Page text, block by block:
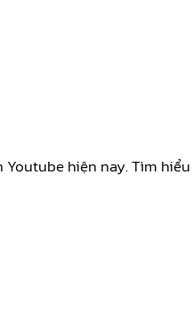
hiện nay. Tìm hiểu